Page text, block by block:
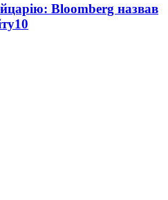
Bloomberg назвав
10